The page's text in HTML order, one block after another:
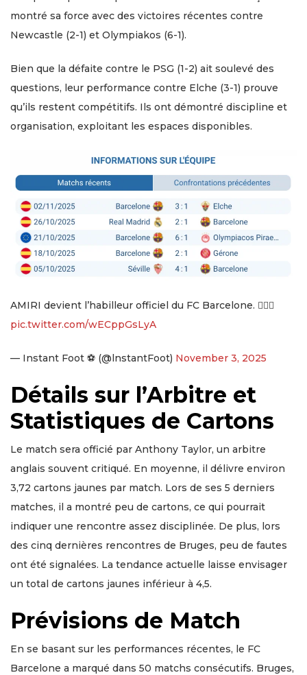
montré sa force avec des victoires récentes contre
Newcastle (2-1) et Olympiakos (6-1).
Bien que la défaite contre le PSG (1-2) ait soulevé des
questions, leur performance contre Elche (3-1) prouve
qu’ils restent compétitifs. Ils ont démontré discipline et
organisation, exploitant les espaces disponibles.
AMIRI devient l’habilleur officiel du FC Barcelone. 🤵🏽‍♂️
pic.twitter.com/wECppGsLyA
— Instant Foot ⚽️ (@lnstantFoot) November 3, 2025
Détails sur l’Arbitre et
Statistiques de Cartons
Le match sera officié par Anthony Taylor, un arbitre
anglais souvent critiqué. En moyenne, il délivre environ
3,72 cartons jaunes par match. Lors de ses 5 derniers
matches, il a montré peu de cartons, ce qui pourrait
indiquer une rencontre assez disciplinée. De plus, lors
des cinq dernières rencontres de Bruges, peu de fautes
ont été signalées. La tendance actuelle laisse envisager
un total de cartons jaunes inférieur à 4,5.
Prévisions de Match
En se basant sur les performances récentes, le FC
Barcelone a marqué dans 50 matchs consécutifs. Bruges,